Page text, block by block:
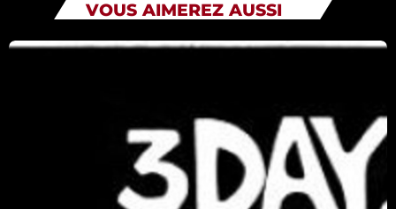
août 2025
VOUS AIMEREZ AUSSI